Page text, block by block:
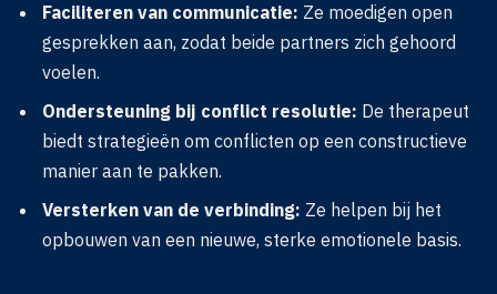
Faciliteren van communicatie: Ze moedigen open
gesprekken aan, zodat beide partners zich gehoord
voelen.
Ondersteuning bij conflict resolutie: De therapeut
biedt strategieën om conflicten op een constructieve
manier aan te pakken.
Versterken van de verbinding: Ze helpen bij het
opbouwen van een nieuwe, sterke emotionele basis.